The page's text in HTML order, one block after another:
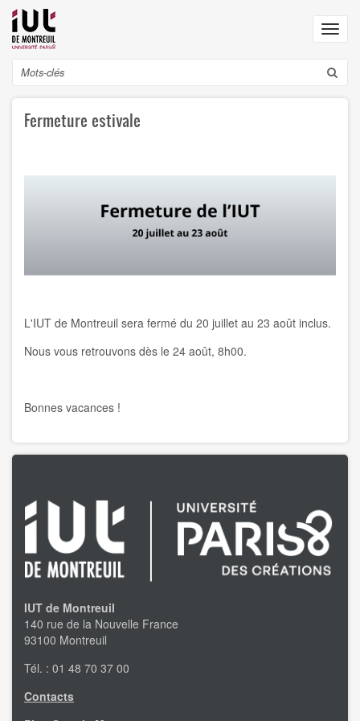
Aller
au
contenu
principal
Search
Fermeture estivale
L'IUT de Montreuil sera fermé du 20 juillet au 23 août inclus.
Nous vous retrouvons dès le 24 août, 8h00.
Bonnes vacances !
IUT de Montreuil
140 rue de la Nouvelle France
93100 Montreuil
Tél. : 01 48 70 37 00
Contacts